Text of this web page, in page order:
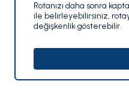
Rotanızı daha sonra
ile belirleyebilirsiniz,
değişkenlik gösterebilir.